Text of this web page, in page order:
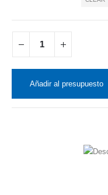
Añadir al presupuesto